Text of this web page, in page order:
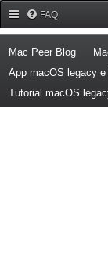
FAQ
Mac Peer Blog
App macOS legacy
Tutorial macOS